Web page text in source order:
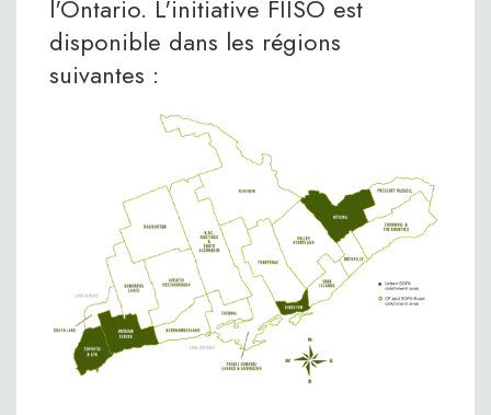
l'Ontario. L'initiative FIISO est
disponible dans les régions
suivantes :